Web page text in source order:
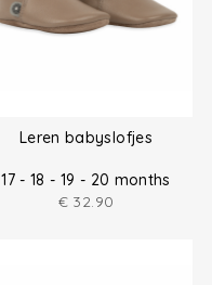
Leren babyslofjes
17 - 18 - 19 - 20 months
€ 32.90